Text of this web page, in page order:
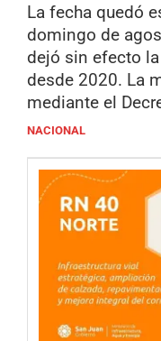
La fecha quedó
domingo de
dejó sin efecto
desde 2020. La
mediante el
NACIONAL